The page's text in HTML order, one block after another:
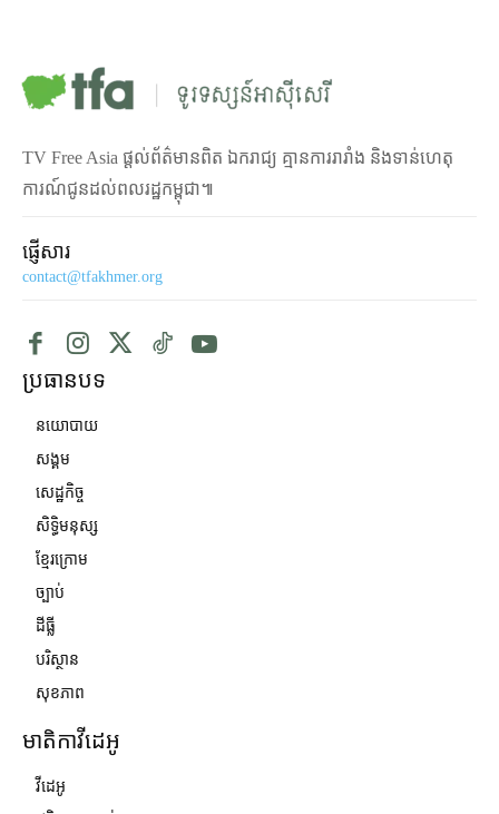
TV Free Asia ផ្ដល់ព័ត៌មានពិត ឯករាជ្យ គ្មានការរារាំង និងទាន់ហេតុ
ការណ៍ជូនដល់ពលរដ្ឋកម្ពុជា៕
ផ្ញើសារ
contact@tfakhmer.org
ប្រធានបទ
នយោបាយ
សង្គម
សេដ្ឋកិច្ច
សិទ្ធិមនុស្ស
ខ្មែរក្រោម
ច្បាប់
ដីធ្លី
បរិស្ថាន
សុខភាព
មាតិកាវីដេអូ
វីដេអូ